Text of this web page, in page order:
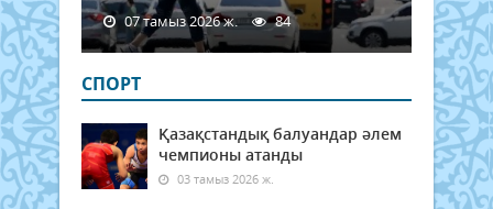
07 тамыз 2026 ж. 84
СПОРТ
Қазақстандық балуандар әлем
чемпионы атанды
03 тамыз 2026 ж.